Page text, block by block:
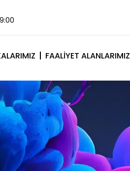
FAALIYET ALANLARIMIZ